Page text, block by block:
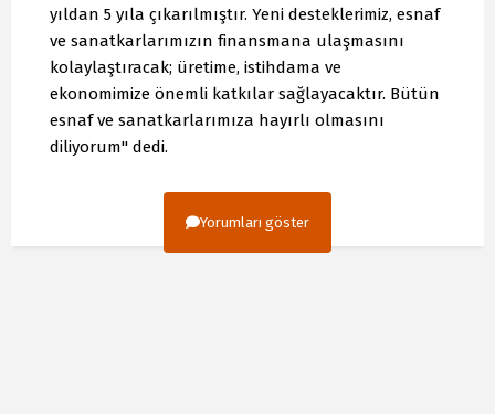
yıldan 5 yıla çıkarılmıştır. Yeni desteklerimiz, esnaf
ve sanatkarlarımızın finansmana ulaşmasını
kolaylaştıracak; üretime, istihdama ve
ekonomimize önemli katkılar sağlayacaktır. Bütün
esnaf ve sanatkarlarımıza hayırlı olmasını
diliyorum" dedi.
Yorumları göster